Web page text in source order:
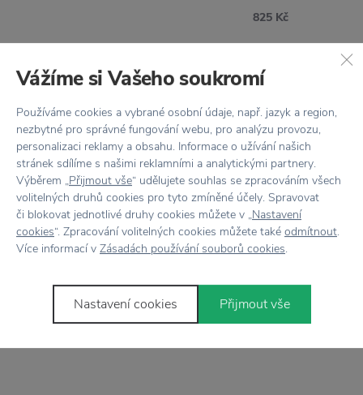
825 Kč
SLEVA 20 % S KÓDEM:
LÉTO20
Abas Brown 12 cm
SLEVA 20 % S KÓDEM:
LÉTO20
Nature 12 cm
Vážíme si Vašeho soukromí
Používáme cookies a vybrané osobní údaje, např. jazyk a region,
nezbytné pro správné fungování webu, pro analýzu provozu,
personalizaci reklamy a obsahu. Informace o užívání našich
stránek sdílíme s našimi reklamními a analytickými partnery.
Výběrem „Přijmout vše“ udělujete souhlas se zpracováním všech
volitelných druhů cookies pro tyto zmíněné účely. Spravovat
či blokovat jednotlivé druhy cookies můžete v „Nastavení
cookies“. Zpracování volitelných cookies můžete také odmítnout.
Více informací v Zásadách používání souborů cookies.
Nastavení cookies Přijmout vše